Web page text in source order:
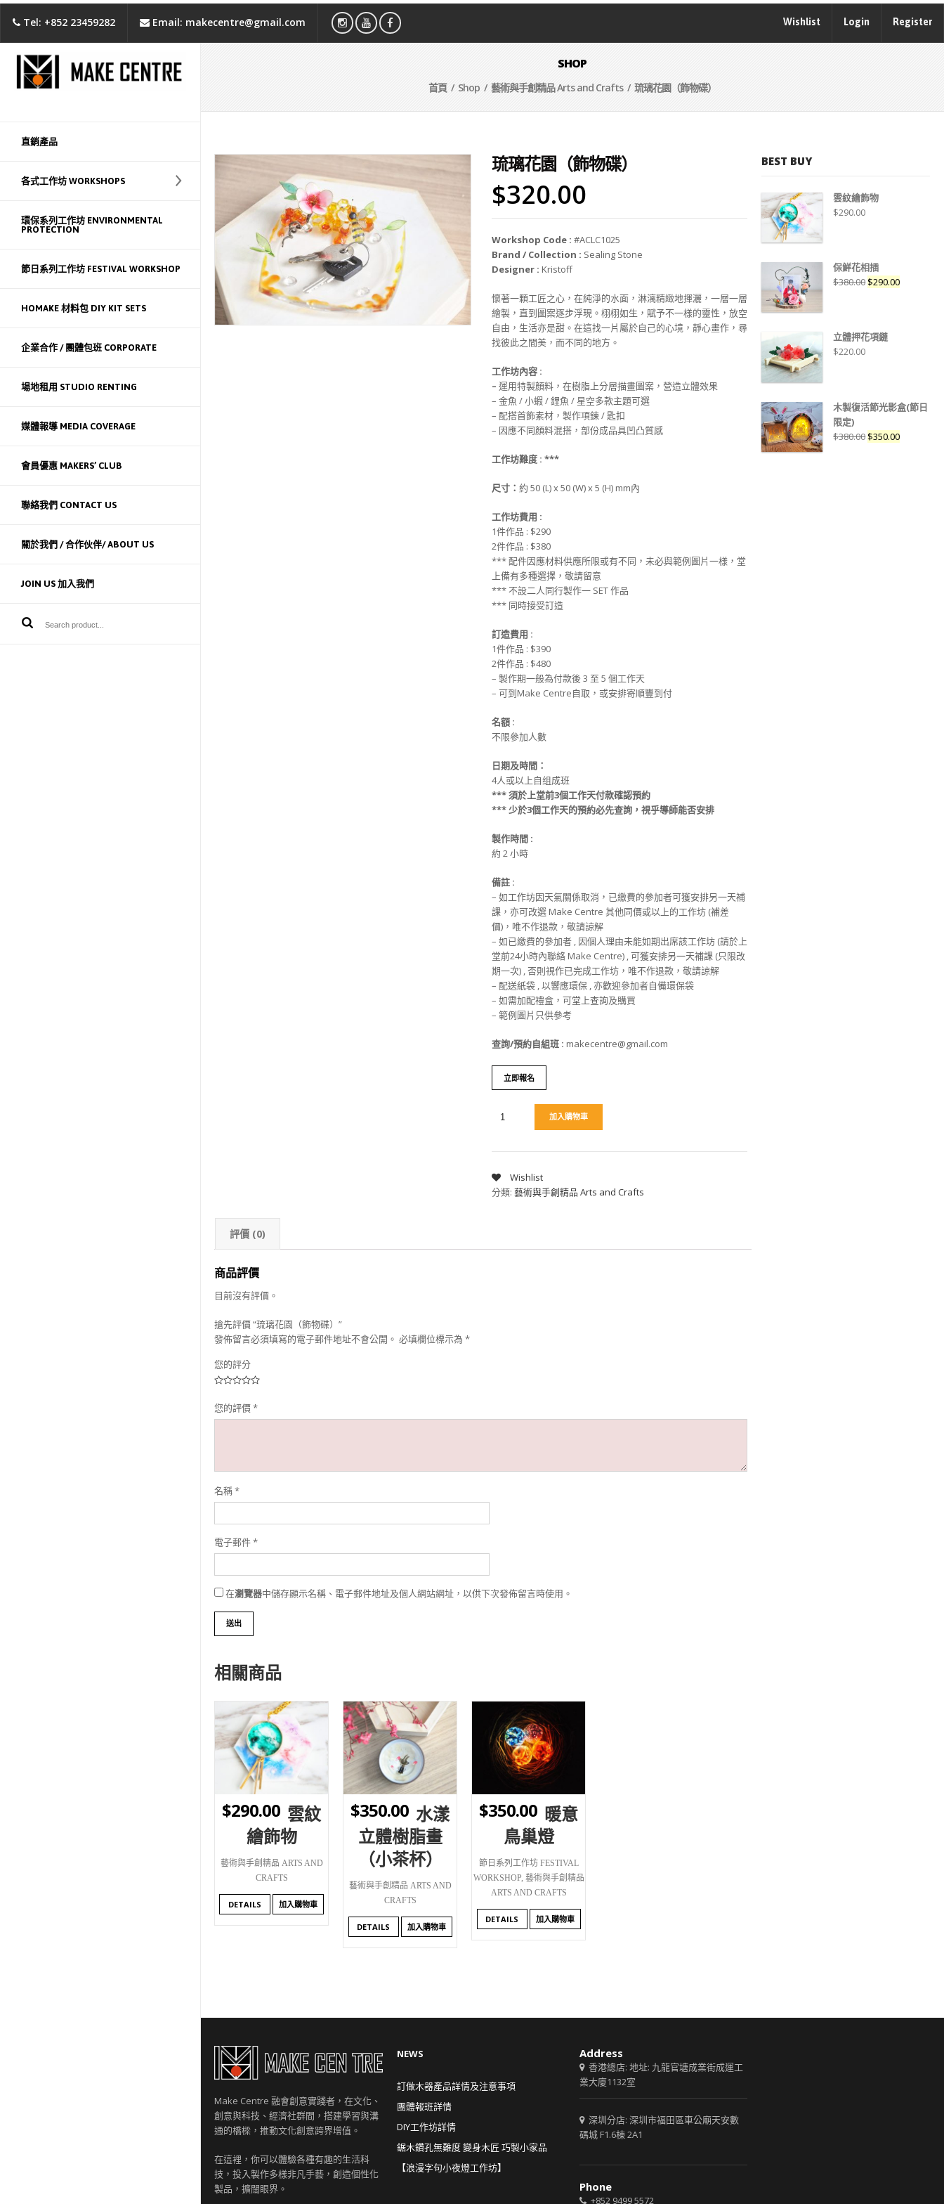
Tel: +852 23459282 Email: makecentre@gmail.com Wishlist Login Register
直銷產品
各式工作坊 WORKSHOPS
環保系列工作坊 ENVIRONMENTAL
PROTECTION
節日系列工作坊 FESTIVAL WORKSHOP
HOMAKE 材料包 DIY KIT SETS
企業合作 / 團體包班 CORPORATE
場地租用 STUDIO RENTING
媒體報導 MEDIA COVERAGE
會員優惠 MAKERS’ CLUB
聯絡我們 CONTACT US
關於我們 / 合作伙伴/ ABOUT US
JOIN US 加入我們
SHOP
首頁/ Shop/ 藝術與手創精品 Arts and Crafts/ 琉璃花園（飾物碟）
琉璃花園（飾物碟）
$320.00
Workshop Code : #ACLC1025
Brand / Collection : Sealing Stone
Designer : Kristoff
懷著一顆工匠之心，在純淨的水面，淋漓精緻地揮灑，一層一層
繪製，直到圖案逐步浮現。栩栩如生，賦予不一樣的靈性，放空
自由，生活亦是甜。在這找一片屬於自己的心境，靜心畫作，尋
找彼此之間美，而不同的地方。
工作坊內容:
– 運用特製顏料，在樹脂上分層描畫圖案，營造立體效果
– 金魚 / 小蝦 / 鋰魚 / 星空多款主題可選
– 配搭首飾素材，製作項鍊 / 匙扣
– 因應不同顏料混搭，部份成品具凹凸質感
工作坊難度: ***
尺寸： 約 50 (L) x 50 (W) x 5 (H) mm內
工作坊費用 :
1件作品 : $290
2件作品 : $380
*** 配件因應材料供應所限或有不同，未必與範例圖片一樣，堂
上備有多種選擇，敬請留意
*** 不設二人同行製作一 SET 作品
*** 同時接受訂造
訂造費用 :
1件作品 : $390
2件作品 : $480
– 製作期一般為付款後 3 至 5 個工作天
– 可到Make Centre自取，或安排寄順豐到付
名額:
不限參加人數
日期及時間：
4人或以上自组成班
***須於上堂前3個工作天付款確認預約
***少於3個工作天的預約必先查詢，視乎導師能否安排
製作時間:
約 2 小時
備註:
– 如工作坊因天氣關係取消，已繳費的參加者可獲安排另一天補
課，亦可改選 Make Centre 其他同價或以上的工作坊 (補差
價)，唯不作退款，敬請諒解
– 如已繳費的參加者 , 因個人理由未能如期出席該工作坊 (請於上
堂前24小時內聯絡 Make Centre) , 可獲安排另一天補課 (只限改
期一次) , 否則視作已完成工作坊，唯不作退款，敬請諒解
– 配送紙袋 , 以響應環保 , 亦歡迎參加者自備環保袋
– 如需加配禮盒，可堂上查詢及購買
– 範例圖片只供參考
查詢/預約自組班 : makecentre@gmail.com
立即報名
加入購物車
Wishlist
分類: 藝術與手創精品 Arts and Crafts
評價 (0)
商品評價
目前沒有評價。
搶先評價 “琉璃花園（飾物碟）”
發佈留言必須填寫的電子郵件地址不會公開。 必填欄位標示為 *
您的評分
您的評價*
名稱*
電子郵件*
在瀏覽器中儲存顯示名稱、電子郵件地址及個人網站網址，以供下次發佈留言時使用。
相關商品
WISHLIST
$290.00 雲紋
繪飾物
藝術與手創精品 ARTS AND
CRAFTS
DETAILS 加入購物車
WISHLIST
$350.00 水漾
立體樹脂畫
（小茶杯）
藝術與手創精品 ARTS AND
CRAFTS
DETAILS 加入購物車
WISHLIST
$350.00 暖意
鳥巢燈
節日系列工作坊 FESTIVAL
WORKSHOP, 藝術與手創精品
ARTS AND CRAFTS
DETAILS 加入購物車
BEST BUY
雲紋繪飾物
$290.00
保鮮花相插
$380.00 $290.00
立體押花項鏈
$220.00
木製復活節光影盒(節日
限定)
$380.00 $350.00
Make Centre 融會創意實踐者，在文化、
創意與科技、經濟社群間，搭建學習與溝
通的橋樑，推動文化創意跨界增值。
在這裡，你可以體驗各種有趣的生活科
技，投入製作多樣非凡手藝，創造個性化
製品，擴闊眼界。
NEWS
訂做木器產品詳情及注意事項
團體報班詳情
DIY工作坊詳情
鋸木鑽孔無難度 變身木匠 巧製小家品
【浪漫字句小夜燈工作坊】
Address
香港總店: 地址: 九龍官塘成業街成運工
業大廈1132室
深圳分店: 深圳市福田區車公廟天安數
碼城 F1.6棟 2A1
Phone
+852 9499 5572